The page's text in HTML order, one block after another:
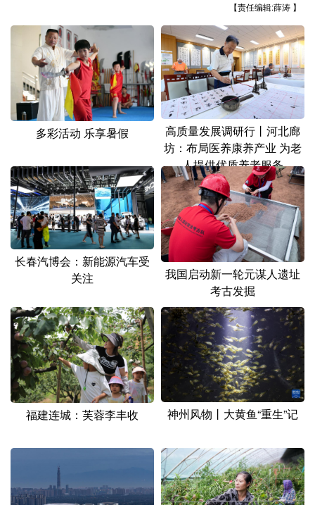
北京 天津 河北 山西
辽宁 吉林 上海 江苏
浙江 安徽 福建 江西
山东 河南 湖北 湖南
广东 广西 海南 重庆
四川 贵州 云南 西藏
陕西 甘肃 青海 宁夏
新疆 内蒙古 黑龙江
多语种频道
English Español Français عربى
Русский язык 日本語 한국어
Deutsch Português
【责任编辑:薛涛 】
多彩活动 乐享暑假
高质量发展调研行丨河北廊
坊：布局医养康养产业 为老
人提供优质养老服务
长春汽博会：新能源汽车受
关注
我国启动新一轮元谋人遗址
考古发掘
福建连城：芙蓉李丰收 神州风物丨大黄鱼“重生”记